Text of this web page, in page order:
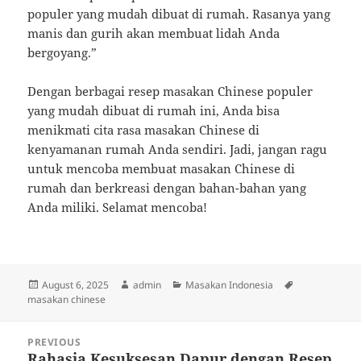
populer yang mudah dibuat di rumah. Rasanya yang
manis dan gurih akan membuat lidah Anda
bergoyang.”
Dengan berbagai resep masakan Chinese populer
yang mudah dibuat di rumah ini, Anda bisa
menikmati cita rasa masakan Chinese di
kenyamanan rumah Anda sendiri. Jadi, jangan ragu
untuk mencoba membuat masakan Chinese di
rumah dan berkreasi dengan bahan-bahan yang
Anda miliki. Selamat mencoba!
Posted
on
August 6, 2025 Author
admin Categories
Masakan Indonesia
masakan chinese
navigation
PREVIOUS